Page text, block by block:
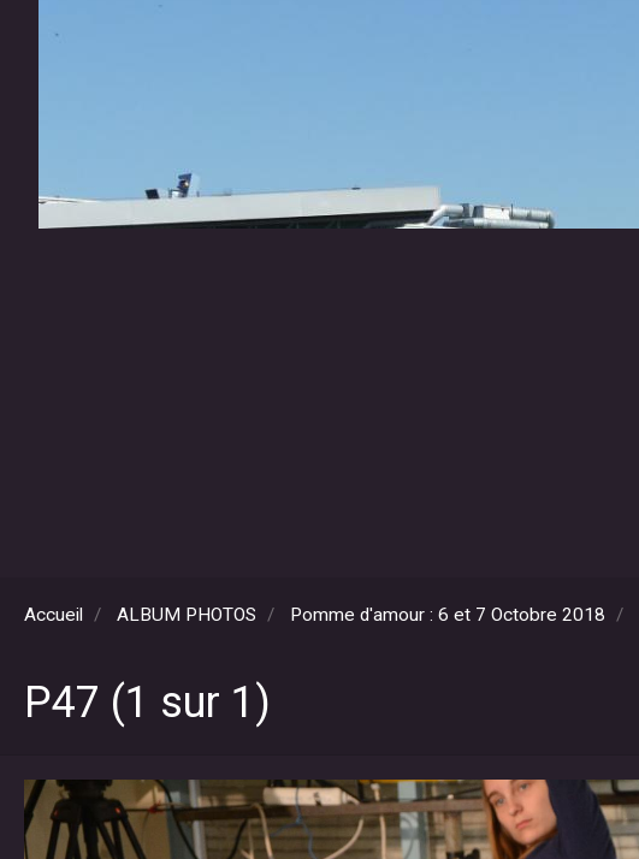
Accueil ALBUM PHOTOS Pomme d'amour : 6 et 7 Octobre 2018
P47 (1 sur 1)